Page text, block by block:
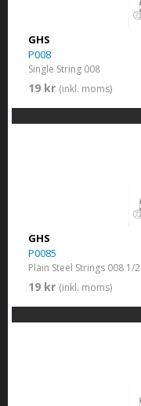
GHS
P008
Single String 008
19 kr (inkl. moms)
GHS
P0085
Plain Steel Strings 008 1/2
19 kr (inkl. moms)